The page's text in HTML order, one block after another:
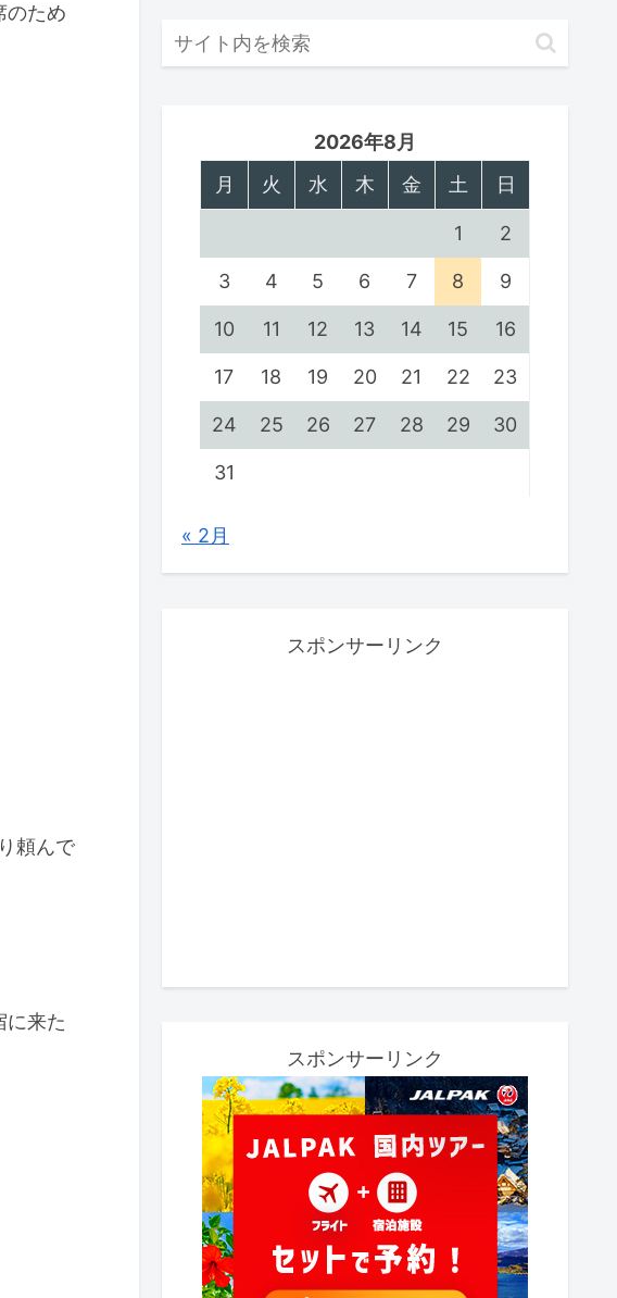
のため
頼んで
に来た
2026年8月
月
火 水 木 金 土 日
1 2
3 4 5 6 7 8 9
10 11 12 13 14 15 16
17 18 19 20 21 22 23
24 25 26 27 28 29 30
31
« 2月
スポンサーリンク
スポンサーリンク